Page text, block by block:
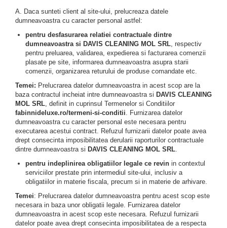
A. Daca sunteti client al site-ului, prelucreaza datele
dumneavoastra cu caracter personal astfel:
pentru desfasurarea relatiei contractuale dintre
dumneavoastra si DAVIS CLEANING MOL SRL, respectiv
pentru preluarea, validarea, expedierea si facturarea comenzii
plasate pe site, informarea dumneavoastra asupra starii
comenzii, organizarea returului de produse comandate etc.
Temei: Prelucrarea datelor dumneavoastra in acest scop are la
baza contractul incheiat intre dumneavoastra si DAVIS CLEANING
MOL SRL, definit in cuprinsul Termenelor si Conditiilor
fabinnideluxe.ro/termeni-si-conditii. Furnizarea datelor
dumneavoastra cu caracter personal este necesara pentru
executarea acestui contract. Refuzul furnizarii datelor poate avea
drept consecinta imposibilitatea derularii raporturilor contractuale
dintre dumneavoastra si DAVIS CLEANING MOL SRL.
pentru indeplinirea obligatiilor legale ce revin in contextul
serviciilor prestate prin intermediul site-ului, inclusiv a
obligatiilor in materie fiscala, precum si in materie de arhivare.
Temei: Prelucrarea datelor dumneavoastra pentru acest scop este
necesara in baza unor obligatii legale. Furnizarea datelor
dumneavoastra in acest scop este necesara. Refuzul furnizarii
datelor poate avea drept consecinta imposibilitatea de a respecta